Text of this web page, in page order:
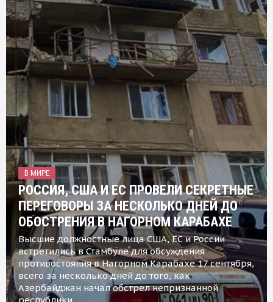
В МИРЕ
РОССИЯ, США И ЕС ПРОВЕЛИ СЕКРЕТНЫЕ
ПЕРЕГОВОРЫ ЗА НЕСКОЛЬКО ДНЕЙ ДО
ОБОСТРЕНИЯ В НАГОРНОМ КАРАБАХЕ
Высшие должностные лица США, ЕС и России
встретились в Стамбуле для обсуждения
противостояния в Нагорном Карабахе 17 сентября,
всего за несколько дней до того, как
Азербайджан начал обстрел непризнанной